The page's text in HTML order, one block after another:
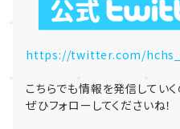
https://twitter.com/
こちらでも情報を発信してい
ぜひフォローしてくださいね！